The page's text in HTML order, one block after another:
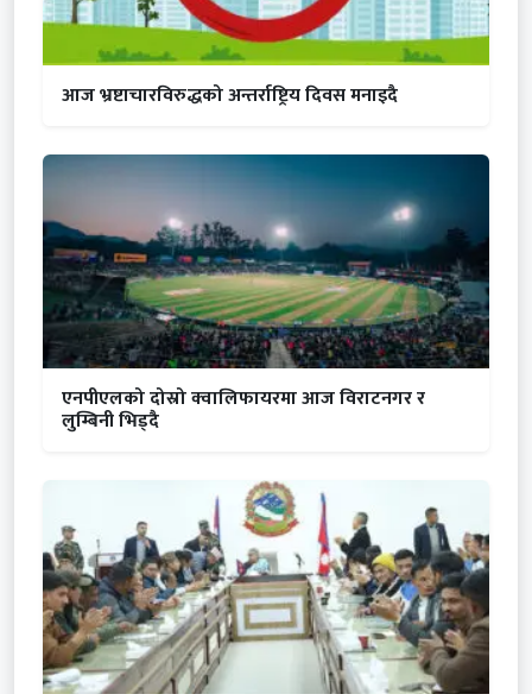
आज भ्रष्टाचारविरुद्धको अन्तर्राष्ट्रिय दिवस मनाइदै
एनपीएलको दोस्रो क्वालिफायरमा आज विराटनगर र
लुम्बिनी भिड्दै